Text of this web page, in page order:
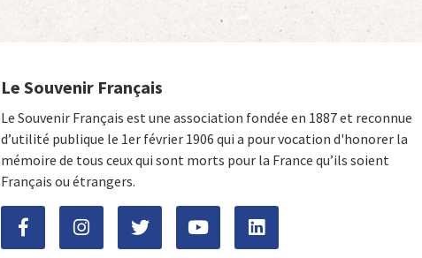
Le Souvenir Français
Le Souvenir Français est une association fondée en 1887 et reconnue
d’utilité publique le 1er février 1906 qui a pour vocation d'honorer la
mémoire de tous ceux qui sont morts pour la France qu’ils soient
Français ou étrangers.